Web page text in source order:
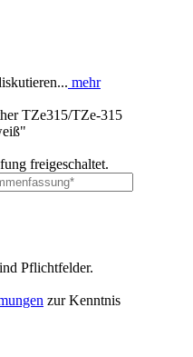
mehr
TZe315/TZe-315
freigeschaltet.
Pflichtfelder.
zur Kenntnis